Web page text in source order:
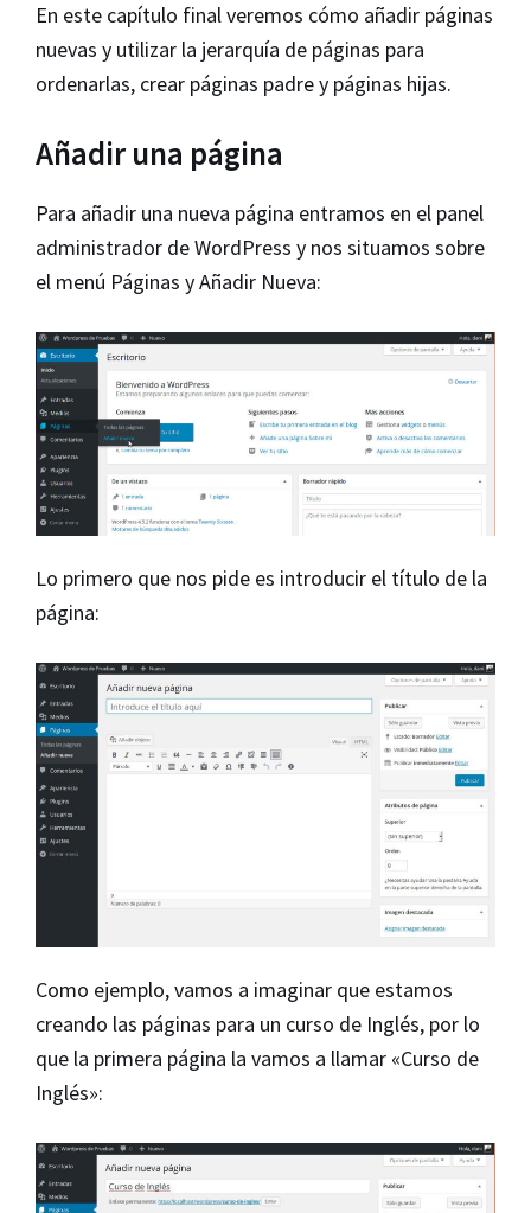
En este capítulo final veremos cómo añadir páginas
nuevas y utilizar la jerarquía de páginas para
ordenarlas, crear páginas padre y páginas hijas.
Añadir una página
Para añadir una nueva página entramos en el panel
administrador de WordPress y nos situamos sobre
el menú Páginas y Añadir Nueva:
Lo primero que nos pide es introducir el título de la
página:
Como ejemplo, vamos a imaginar que estamos
creando las páginas para un curso de Inglés, por lo
que la primera página la vamos a llamar «Curso de
Inglés»: